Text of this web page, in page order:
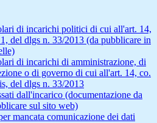
di incarichi politici di cui all'art. 14,
del dlgs n. 33/2013 (da pubblicare in
di incarichi di amministrazione, di
o di governo di cui all'art. 14, co.
del dlgs n. 33/2013
dall'incarico (documentazione da
sul sito web)
mancata comunicazione dei dati